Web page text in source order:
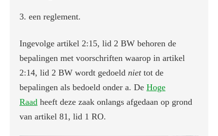
een reglement.
Ingevolge artikel 2:15, lid 2 BW behoren de
bepalingen met voorschriften waarop in artikel
2:14, lid 2 BW wordt gedoeld niet tot de
bepalingen als bedoeld onder a. De Hoge
Raad heeft deze zaak onlangs afgedaan op grond
van artikel 81, lid 1 RO.